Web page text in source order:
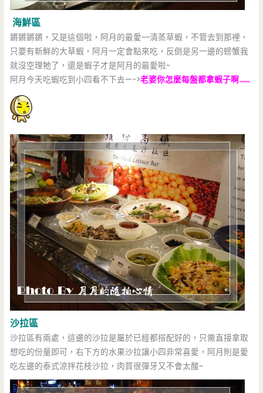
海鮮區
鏘鏘鏘鏘，又是這個啦，阿月的最愛~~清蒸草蝦，不管去到那裡，
只要有新鮮的大草蝦，阿月一定會點來吃，反倒是另一邊的螃蟹我
就沒空理牠了，還是蝦子才是阿月的最愛啦~
阿月今天吃蝦吃到小四看不下去—->老婆你怎麼每盤都拿蝦子啊……
沙拉區
沙拉區有兩處，這邊的沙拉是屬於已經都搭配好的，只需直接拿取
想吃的份量即可，右下方的水果沙拉讓小四非常喜愛，阿月則是愛
吃左邊的泰式涼拌花枝沙拉，肉質很彈牙又不會太酸~